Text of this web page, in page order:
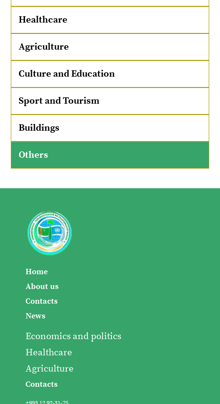
Healthcare
Agriculture
Culture and Education
Sport and Tourism
Buildings
Others
Home
About us
Contacts
News
Economics and politics
Healthcare
Agriculture
Contacts